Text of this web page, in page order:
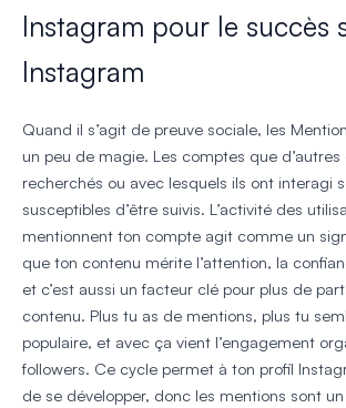
Instagram pour le succès
Instagram
Quand il s’agit de preuve sociale, les
un peu de magie. Les comptes que d’autres
recherchés ou avec lesquels ils ont interagi
susceptibles d’être suivis. L’activité des
mentionnent ton compte agit comme un
que ton contenu mérite l’attention, la
et c’est aussi un facteur clé pour plus de
contenu. Plus tu as de mentions, plus tu
populaire, et avec ça vient l’engagement
followers. Ce cycle permet à ton profil
de se développer, donc les mentions sont